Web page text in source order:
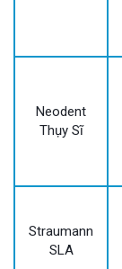
Neodent
Thụy Sĩ
Straumann
SLA